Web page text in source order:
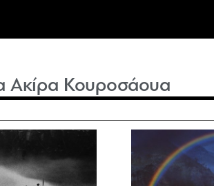
Ακίρα Κουροσάουα